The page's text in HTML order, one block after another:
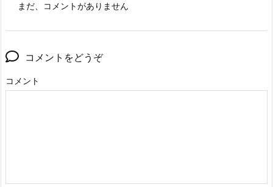
まだ、コメントがありません
コメントをどうぞ
コメント